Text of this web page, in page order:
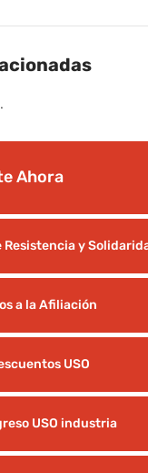
Ahora
Resistencia y
a la Afiliación
USO
USO industria